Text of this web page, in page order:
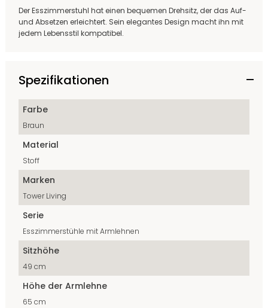
Der Esszimmerstuhl hat einen bequemen Drehsitz, der das Auf-
und Absetzen erleichtert. Sein elegantes Design macht ihn mit
jedem Lebensstil kompatibel.
Spezifikationen
Farbe
Braun
Material
Stoff
Marken
Tower Living
Serie
Esszimmerstühle mit Armlehnen
Sitzhöhe
49 cm
Höhe der Armlehne
65 cm